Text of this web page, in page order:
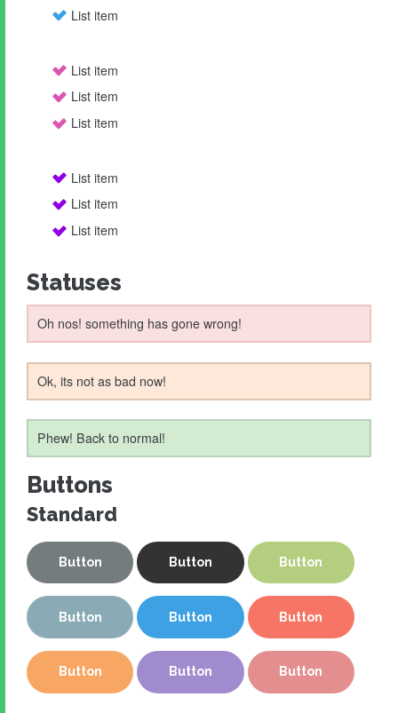
List item
List item
List item
List item
List item
List item
List item
Statuses
Oh nos! something has gone wrong!
Ok, its not as bad now!
Phew! Back to normal!
Buttons
Standard
Button Button Button
Button Button Button
Button Button Button